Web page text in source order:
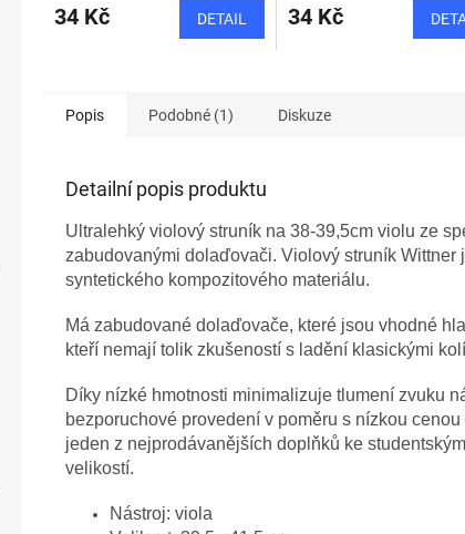
34 Kč DETAIL 34 Kč
Popis Podobné (1) Diskuze
Detailní popis produktu
Ultralehký violový struník na 38-39,5cm violu ze
zabudovanými dolaďovači. Violový struník Wittner
syntetického kompozitového materiálu.
Má zabudované dolaďovače, které jsou vhodné
kteří nemají tolik zkušeností s ladění klasickými
Díky nízké hmotnosti minimalizuje tlumení zvuku
bezporuchové provedení v poměru s nízkou
jeden z nejprodávanějších doplňků ke
velikostí.
Nástroj: viola